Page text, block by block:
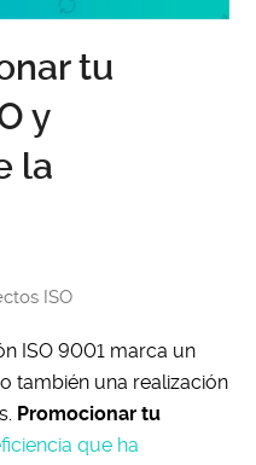
tu
y
la
ISO
ISO 9001 marca un
también una realización
Promocionar tu
que ha